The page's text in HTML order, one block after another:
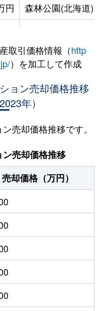
円
森林公園(北海道)
円
森林公園(北海道)
円
森林公園(北海道)
円
さっぽろ(札幌市営)
円
さっぽろ(札幌市営)
円
新さっぽろ
円
円
円
円
円
取引価格情報（http
）を加工して作成
ョン売却価格推移
年）
売却価格推移です。
売却価格推移
売却価格（万円）